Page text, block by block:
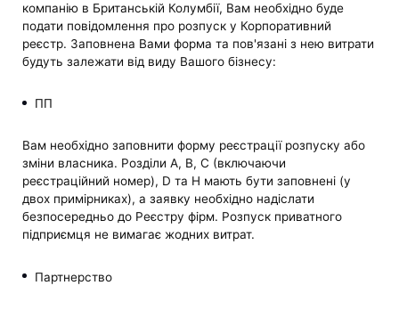
компанію в Британській Колумбії, Вам необхідно буде
подати повідомлення про розпуск у Корпоративний
реєстр. Заповнена Вами форма та пов'язані з нею витрати
будуть залежати від виду Вашого бізнесу:
ПП
Вам необхідно заповнити форму реєстрації розпуску або
зміни власника. Розділи A, B, C (включаючи
реєстраційний номер), D та H мають бути заповнені (у
двох примірниках), а заявку необхідно надіслати
безпосередньо до Реєстру фірм. Розпуск приватного
підприємця не вимагає жодних витрат.
Партнерство